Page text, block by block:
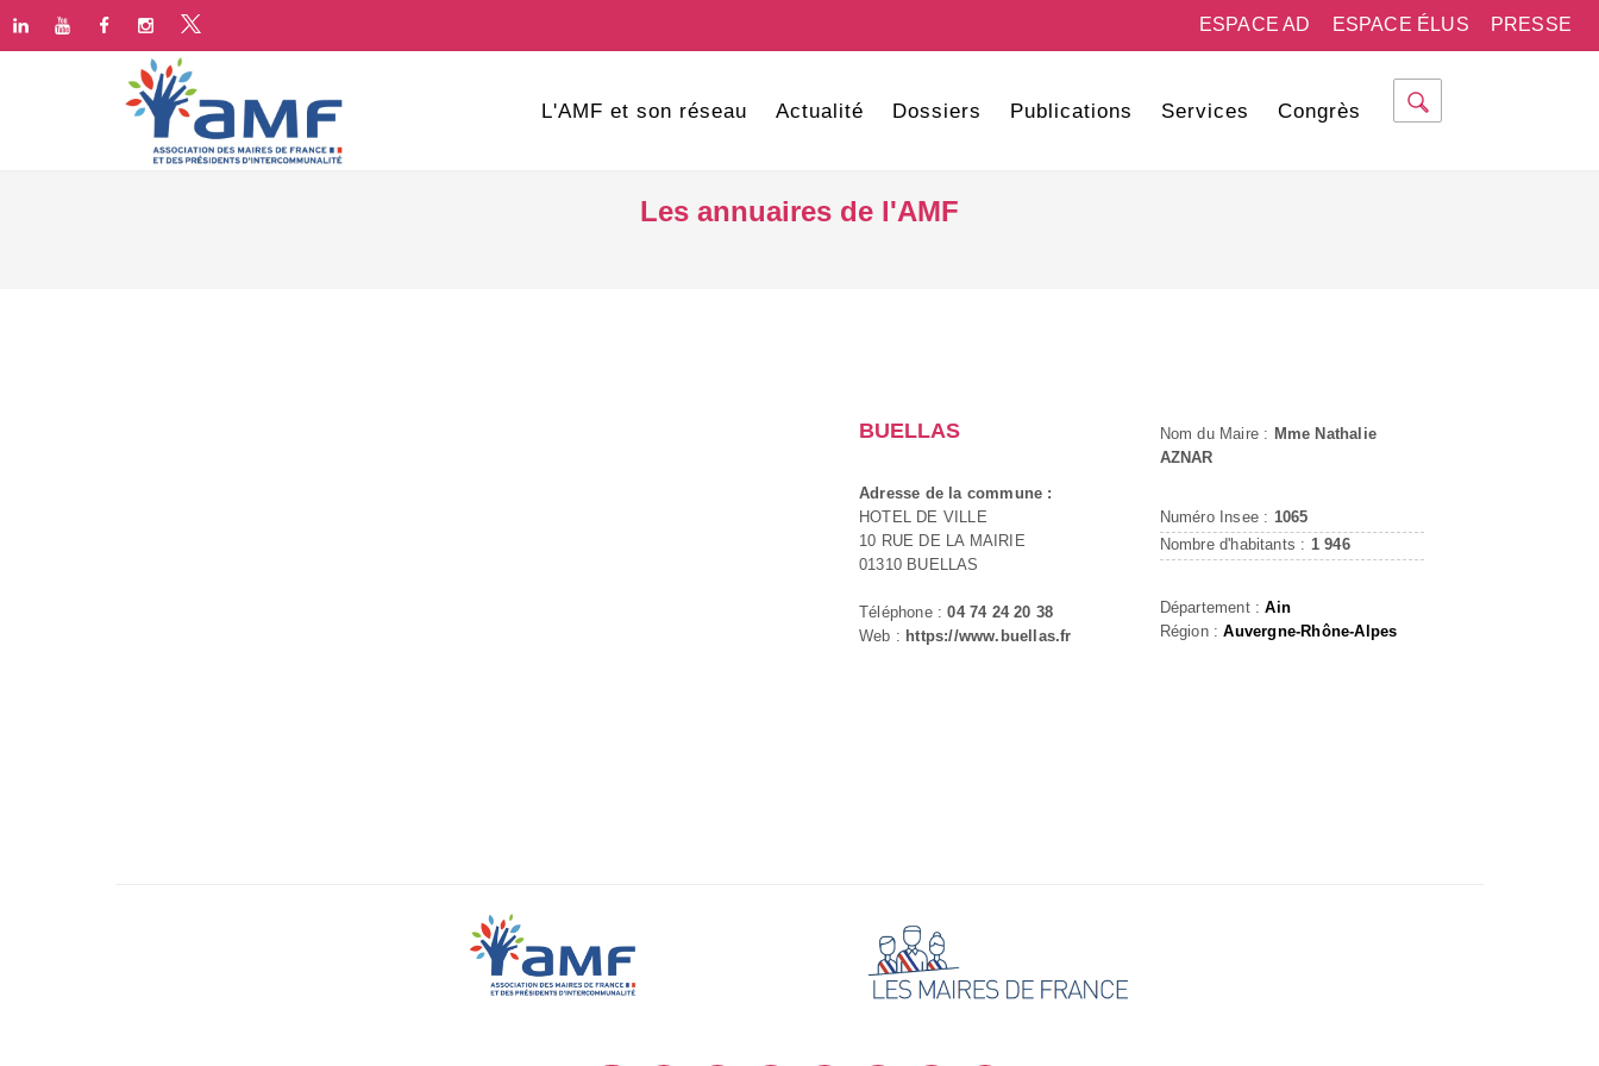
PRESSE
ESPACE ÉLUS
ESPACE AD
L'AMF et son réseau Actualité Dossiers Publications Services Congrès
Les annuaires de l'AMF
BUELLAS
Adresse de la commune :
HOTEL DE VILLE
10 RUE DE LA MAIRIE
01310 BUELLAS
Téléphone :04 74 24 20 38
Web : https://www.buellas.fr
Nom du Maire : Mme Nathalie
AZNAR
Numéro Insee : 1065
Nombre d'habitants : 1 946
Département :Ain
Région :Auvergne-Rhône-Alpes